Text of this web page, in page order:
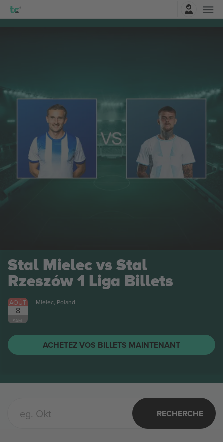
Stal Mielec vs Stal
Rzeszów 1 Liga Billets
AOÛT
8
SAM.
Mielec, Poland
ACHETEZ VOS BILLETS MAINTENANT
RECHERCHE